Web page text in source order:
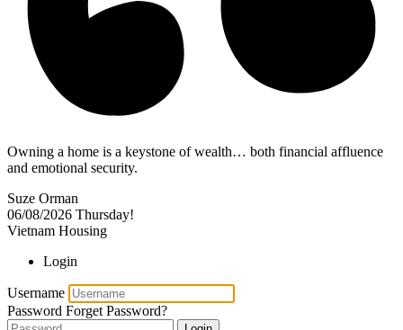
Owning a home is a keystone of wealth… both financial affluence
and emotional security.
Suze Orman
06/08/2026 Thursday!
Vietnam Housing
Login
Username
Password Forget Password?